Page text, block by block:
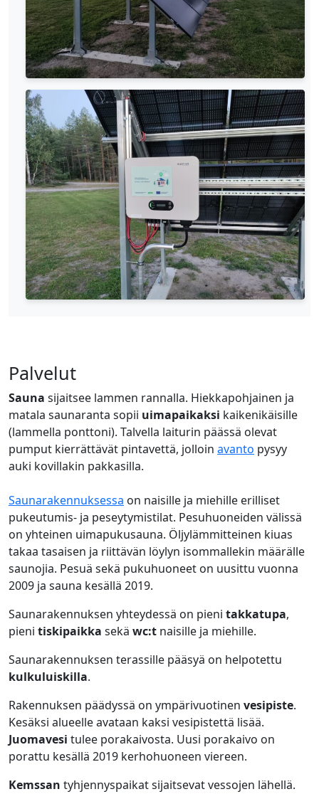
Palvelut
Sauna sijaitsee lammen rannalla. Hiekkapohjainen ja
matala saunaranta sopii uimapaikaksi kaikenikäisille
(lammella ponttoni). Talvella laiturin päässä olevat
pumput kierrättävät pintavettä, jolloin avanto pysyy
auki kovillakin pakkasilla.
Saunarakennuksessa on naisille ja miehille erilliset
pukeutumis- ja peseytymistilat. Pesuhuoneiden välissä
on yhteinen uimapukusauna. Öljylämmitteinen kiuas
takaa tasaisen ja riittävän löylyn isommallekin määrälle
saunojia. Pesuä sekä pukuhuoneet on uusittu vuonna
2009 ja sauna kesällä 2019.
Saunarakennuksen yhteydessä on pieni takkatupa,
pieni tiskipaikka sekä wc:t naisille ja miehille.
Saunarakennuksen terassille pääsyä on helpotettu
kulkuluiskilla.
Rakennuksen päädyssä on ympärivuotinen vesipiste.
Kesäksi alueelle avataan kaksi vesipistettä lisää.
Juomavesi tulee porakaivosta. Uusi porakaivo on
porattu kesällä 2019 kerhohuoneen viereen.
Kemssan tyhjennyspaikat sijaitsevat vessojen lähellä.